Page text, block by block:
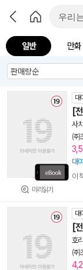
일반 만화
미리읽기
대
[
사
㈜
대
이
대
[
호
㈜